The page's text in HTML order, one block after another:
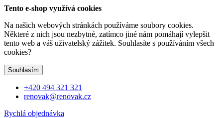
Tento e-shop využívá cookies
Na našich webových stránkách používáme soubory cookies.
Některé z nich jsou nezbytné, zatímco jiné nám pomáhají vylepšit
tento web a váš uživatelský zážitek. Souhlasíte s používáním všech
cookies?
Souhlasím
+420 494 321 321
renovak@renovak.cz
Rychlá objednávka